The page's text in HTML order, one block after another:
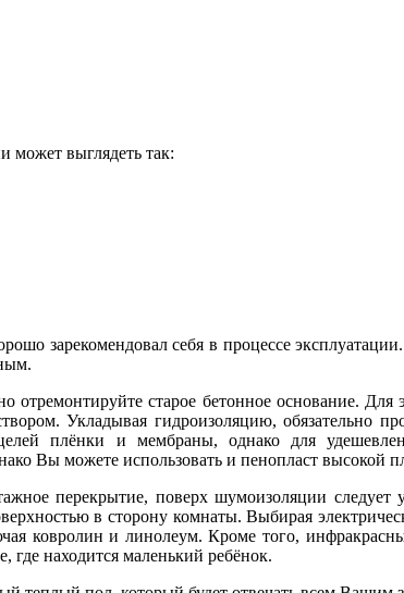
может выглядеть так:
зарекомендовал себя в процессе
отремонтируйте старое бетонное основание. Для
Укладывая гидроизоляцию, обязательно
плёнки и мембраны, однако для
Вы можете использовать и пенопласт высокой
перекрытие, поверх шумоизоляции
в сторону комнаты. Выбирая
ковролин и линолеум. Кроме того,
где находится маленький ребёнок.